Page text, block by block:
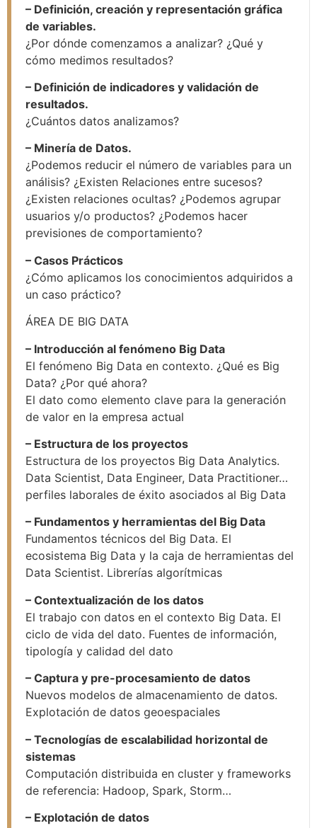
– Definición, creación y representación gráfica
de variables.
¿Por dónde comenzamos a analizar? ¿Qué y
cómo medimos resultados?
– Definición de indicadores y validación de
resultados.
¿Cuántos datos analizamos?
– Minería de Datos.
¿Podemos reducir el número de variables para un
análisis? ¿Existen Relaciones entre sucesos?
¿Existen relaciones ocultas? ¿Podemos agrupar
usuarios y/o productos? ¿Podemos hacer
previsiones de comportamiento?
– Casos Prácticos
¿Cómo aplicamos los conocimientos adquiridos a
un caso práctico?
ÁREA DE BIG DATA
– Introducción al fenómeno Big Data
El fenómeno Big Data en contexto. ¿Qué es Big
Data? ¿Por qué ahora?
El dato como elemento clave para la generación
de valor en la empresa actual
– Estructura de los proyectos
Estructura de los proyectos Big Data Analytics.
Data Scientist, Data Engineer, Data Practitioner…
perfiles laborales de éxito asociados al Big Data
– Fundamentos y herramientas del Big Data
Fundamentos técnicos del Big Data. El
ecosistema Big Data y la caja de herramientas del
Data Scientist. Librerías algorítmicas
– Contextualización de los datos
El trabajo con datos en el contexto Big Data. El
ciclo de vida del dato. Fuentes de información,
tipología y calidad del dato
– Captura y pre-procesamiento de datos
Nuevos modelos de almacenamiento de datos.
Explotación de datos geoespaciales
– Tecnologías de escalabilidad horizontal de
sistemas
Computación distribuida en cluster y frameworks
de referencia: Hadoop, Spark, Storm…
– Explotación de datos